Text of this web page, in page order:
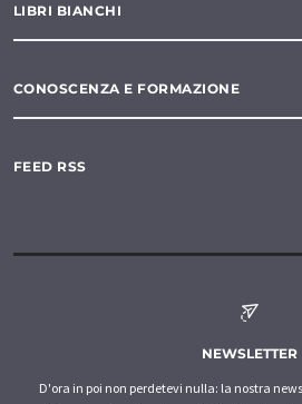
LIBRI BIANCHI
CONOSCENZA E FORMAZIONE
FEED RSS
NEWSLETTER
D'ora in poi non perdetevi nulla: la nostra